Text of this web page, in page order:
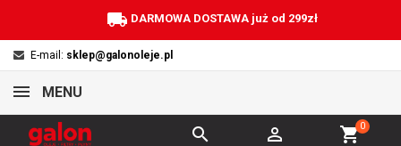
local_shipping DARMOWA DOSTAWA już od 299zł
E-mail: sklep@galonoleje.pl
MENU
shopping_cart0

